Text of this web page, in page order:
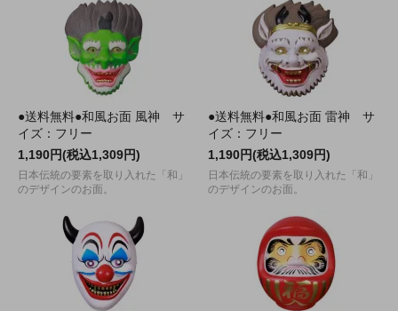
●送料無料●和風お面 風神 サ
イズ：フリー
1,190円(税込1,309円)
日本伝統の要素を取り入れた「和」
のデザインのお面。
●送料無料●和風お面 雷神 サ
イズ：フリー
1,190円(税込1,309円)
日本伝統の要素を取り入れた「和」
のデザインのお面。